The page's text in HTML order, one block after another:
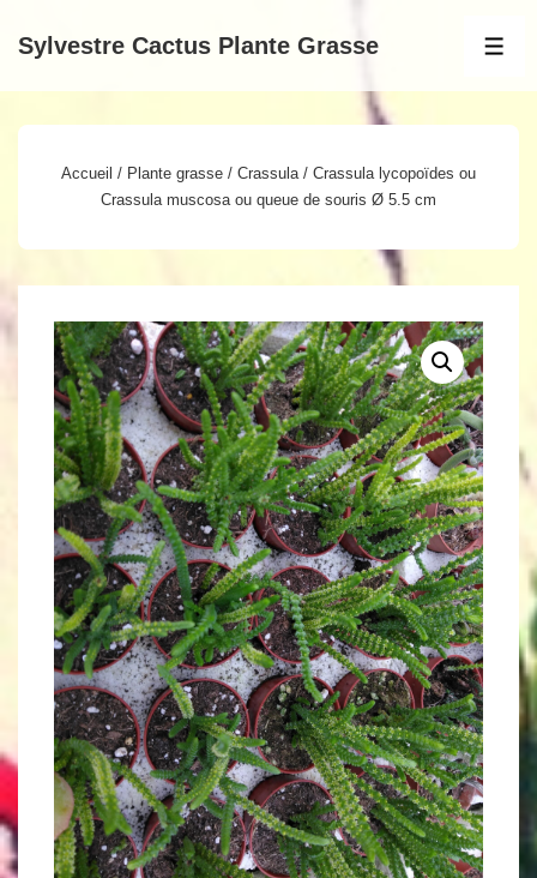
passer
Sylvestre Cactus Plante Grasse
Accueil / Plante grasse / Crassula/ Crassula lycopoïdes ou
Crassula muscosa ou queue de souris Ø 5.5 cm